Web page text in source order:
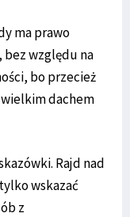
ma prawo
względu na
bo przecież
dachem
Rajd nad
wskazać
z